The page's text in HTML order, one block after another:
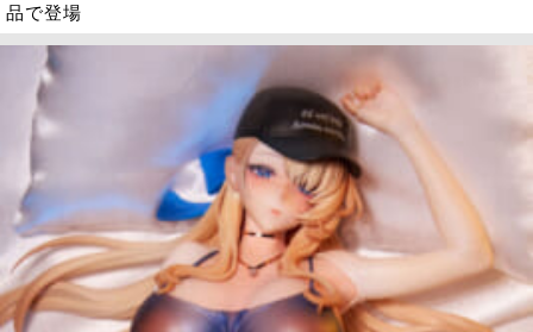
品で登場